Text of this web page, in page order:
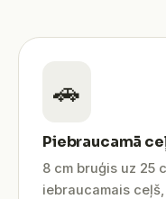
🚗
Piebraucamā
8 cm bruģis uz 25
iebraucamais